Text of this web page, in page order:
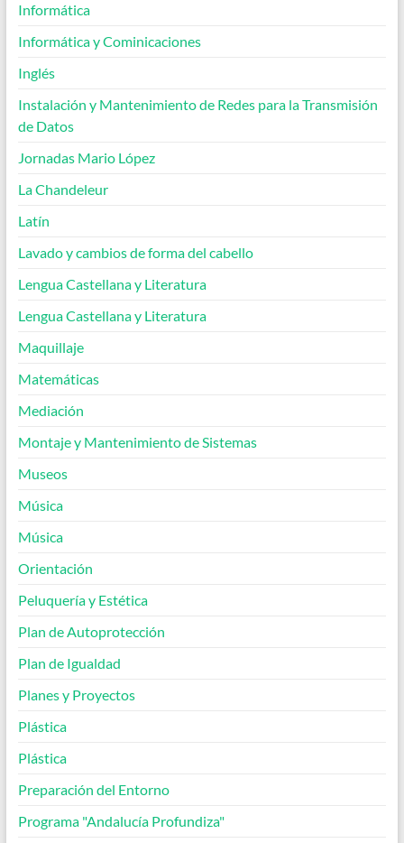
Informática
Informática y Cominicaciones
Inglés
Instalación y Mantenimiento de Redes para la Transmisión
de Datos
Jornadas Mario López
La Chandeleur
Latín
Lavado y cambios de forma del cabello
Lengua Castellana y Literatura
Lengua Castellana y Literatura
Maquillaje
Matemáticas
Mediación
Montaje y Mantenimiento de Sistemas
Museos
Música
Música
Orientación
Peluquería y Estética
Plan de Autoprotección
Plan de Igualdad
Planes y Proyectos
Plástica
Plástica
Preparación del Entorno
Programa "Andalucía Profundiza"